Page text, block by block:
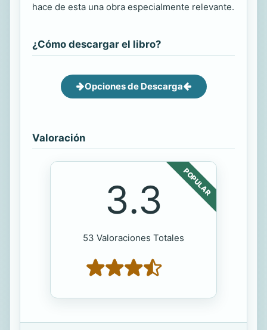
hace de esta una obra especialmente relevante.
¿Cómo descargar el libro?
Opciones de Descarga
Valoración
POPULAR
3.3
53 Valoraciones Totales